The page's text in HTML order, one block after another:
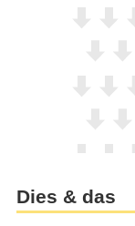
Dies & das